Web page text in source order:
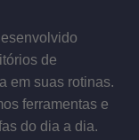
de
em suas rotinas.
ferramentas e
do dia a dia.